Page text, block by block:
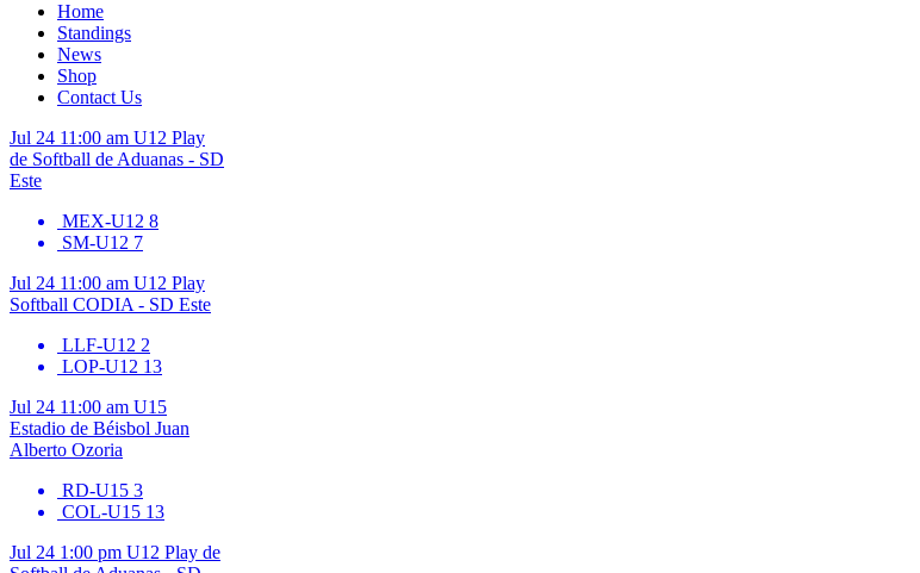
Home
Standings
News
Shop
Contact Us
Jul 24 11:00 am U12 Play
de Softball de Aduanas - SD
Este
MEX-U12 8
SM-U12 7
Jul 24 11:00 am U12 Play
Softball CODIA - SD Este
LLF-U12 2
LOP-U12 13
Jul 24 11:00 am U15
Estadio de Béisbol Juan
Alberto Ozoria
RD-U15 3
COL-U15 13
Jul 24 1:00 pm U12 Play de